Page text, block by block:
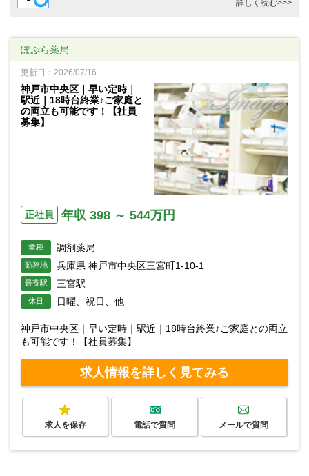
詳しく読む>>>
ぽぷら薬局
更新日：2026/07/16
神戸市中央区｜早い定時｜
駅近｜18時台終業♪ご家庭と
の両立も可能です！【社員
募集】
正社員 年収 398 ～ 544万円
業種 調剤薬局
勤務地 兵庫県 神戸市中央区三宮町1-10-1
最寄駅 三宮駅
休日 日曜、祝日、他
神戸市中央区｜早い定時｜駅近｜18時台終業♪ご家庭との両立
も可能です！【社員募集】
求人情報を詳しく見てみる
求人を保存 電話で質問 メールで質問